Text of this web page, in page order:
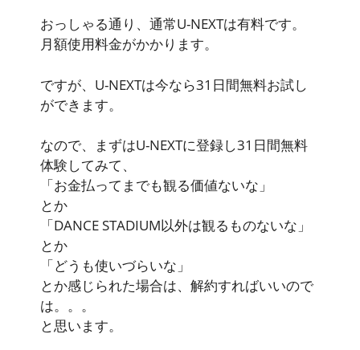
おっしゃる通り、通常U-NEXTは有料です。
月額使用料金がかかります。
ですが、U-NEXTは今なら31日間無料お試し
ができます。
なので、まずはU-NEXTに登録し31日間無料
体験してみて、
「お金払ってまでも観る価値ないな」
とか
「DANCE STADIUM以外は観るものないな」
とか
「どうも使いづらいな」
とか感じられた場合は、解約すればいいので
は。。。
と思います。